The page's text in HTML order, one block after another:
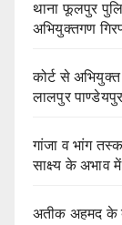
थाना फूलपुर
अभियुक्तगण
कोर्ट से
लालपुर
गांजा व भांग
साक्ष्य के अभाव में
अतीक अहमद के